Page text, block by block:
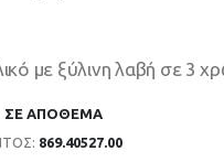
με ξύλινη λαβή σε 3
ΣΕ ΑΠΌΘΕΜΑ
869.40527.00